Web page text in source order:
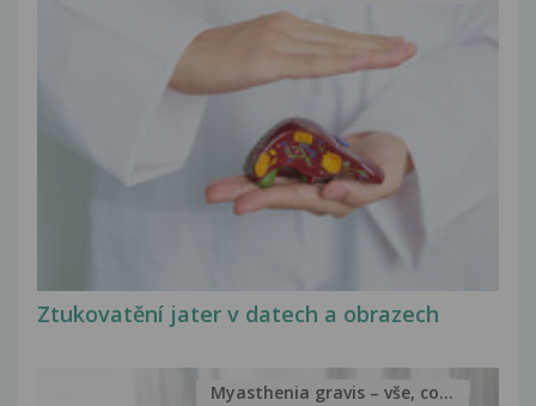
Ztukovatění jater v datech a obrazech
Myasthenia gravis – vše, co...